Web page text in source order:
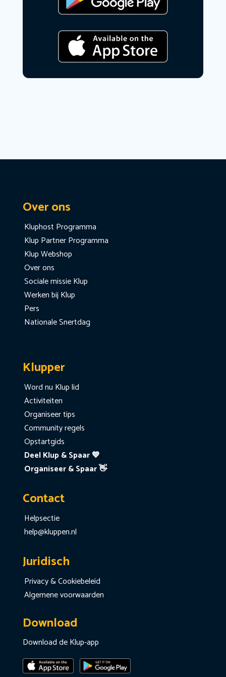
Over ons
Kluphost Programma
Klup Partner Programma
Klup Webshop
Over ons
Sociale missie Klup
Werken bij Klup
Pers
Nationale Snertdag
Klupper
Word nu Klup lid
Activiteiten
Organiseer tips
Community regels
Opstartgids
Deel Klup & Spaar 💙
Organiseer & Spaar 👋
Contact
Helpsectie
help@kluppen.nl
Juridisch
Privacy & Cookiebeleid
Algemene voorwaarden
Download
Download de Klup-app